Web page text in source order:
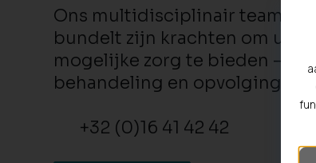
Ons multidisciplinair team
bundelt zijn krachten om u en
mogelijke zorg te bieden –
behandeling en opvolging.
+32 (0)16 41 42 42